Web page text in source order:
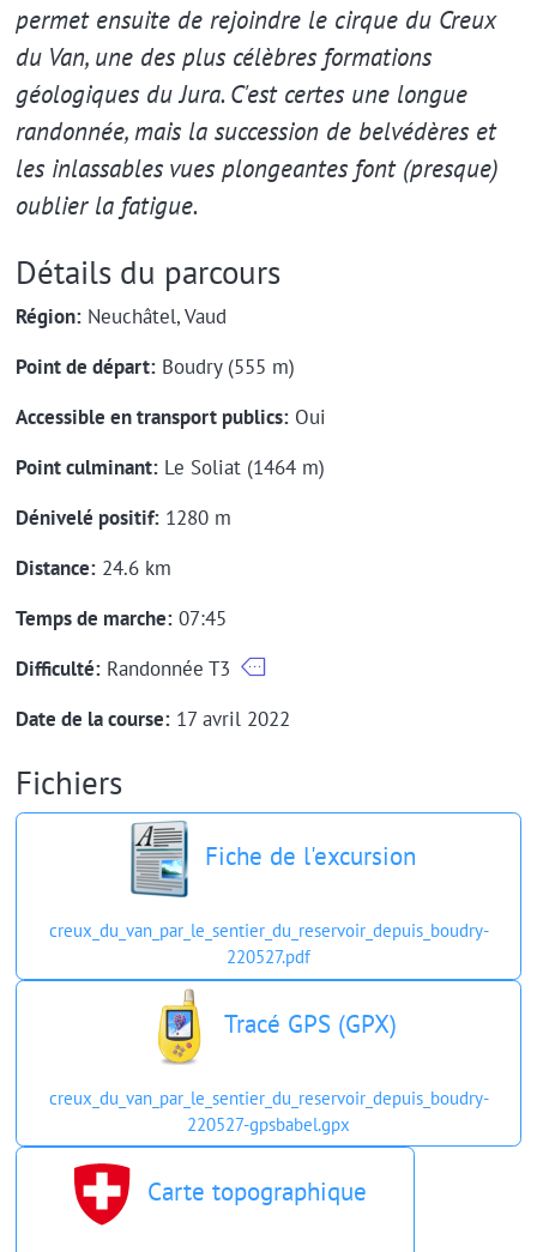
permet ensuite de rejoindre le cirque du Creux
du Van, une des plus célèbres formations
géologiques du Jura. C'est certes une longue
randonnée, mais la succession de belvédères et
les inlassables vues plongeantes font (presque)
oublier la fatigue.
Détails du parcours
Région:Neuchâtel, Vaud
Point de départ:Boudry (555 m)
Accessible en transport publics:Oui
Point culminant:Le Soliat (1464 m)
Dénivelé positif:1280 m
Distance:24.6 km
Temps de marche:07:45
Difficulté:Randonnée T3
Date de la course:17 avril 2022
Fichiers
Fiche de l'excursion
creux_du_van_par_le_sentier_du_reservoir_depuis_boudry-
220527.pdf
Tracé GPS (GPX)
creux_du_van_par_le_sentier_du_reservoir_depuis_boudry-
220527-gpsbabel.gpx
Carte topographique